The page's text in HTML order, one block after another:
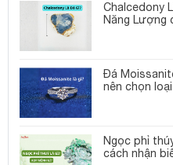
Chalcedony
Năng Lượng
Đá
nên chọn
Ngọc phỉ
cách nhận